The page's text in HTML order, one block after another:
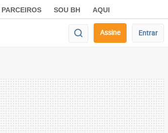
PARCEIROS SOU BH AQUI
Assine Entrar